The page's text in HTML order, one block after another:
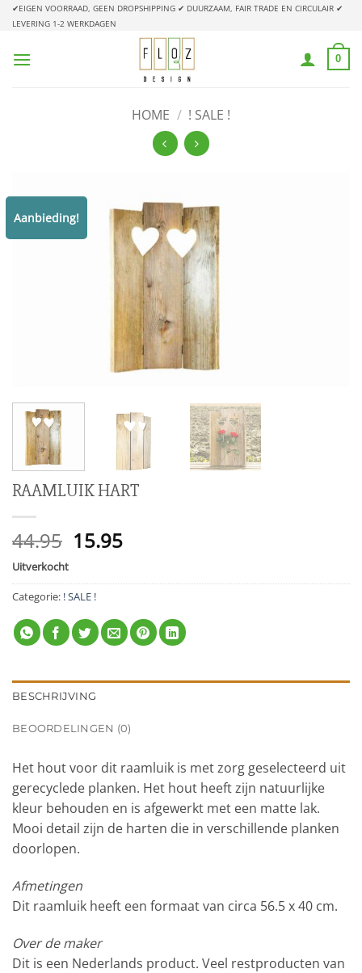
Ga
naar
✔EIGEN VOORRAAD, GEEN DROPSHIPPING ✔ DUURZAAM, FAIR TRADE EN CIRCULAIR ✔
LEVERING 1-2 WERKDAGEN
0
HOME / ! SALE !
Aanbieding!
RAAMLUIK HART
44.95 Oorspronkelijke
was:
44.95.
15.95Huidige
is:
Uitverkocht
Categorie: ! SALE !
BESCHRIJVING
BEOORDELINGEN (0)
Het hout voor dit raamluik is met zorg geselecteerd uit
gerecyclede planken. Het hout heeft zijn natuurlijke
kleur behouden en is afgewerkt met een matte lak.
Mooi detail zijn de harten die in verschillende planken
doorlopen.
Afmetingen
Dit raamluik heeft een formaat van circa 56.5 x 40 cm.
Over de maker
Dit is een Nederlands product. Veel restproducten van